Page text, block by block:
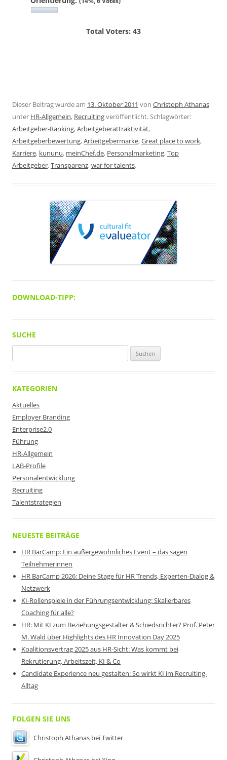
Total Voters: 43
Dieser Beitrag wurde am 13. Oktober 2011 von Christoph Athanas
unter HR-Allgemein, Recruitingveröffentlicht. Schlagwörter:
Arbeitgeber-Ranking,Arbeitgeberattraktivität,
Arbeitgeberbewertung,Arbeitgebermarke,Great place to work,
Karriere, kununu, meinChef.de, Personalmarketing,Top
Arbeitgeber,Transparenz,war for talents.
DOWNLOAD-TIPP:
SUCHE
nach:
KATEGORIEN
Aktuelles
Employer Branding
Enterprise2.0
Führung
HR-Allgemein
LAB-Profile
Personalentwicklung
Recruiting
Talentstrategien
NEUESTE BEITRÄGE
HR BarCamp: Ein außergewöhnliches Event – das sagen
Teilnehmerinnen
HR BarCamp 2026: Deine Stage für HR Trends, Experten-Dialog &
Netzwerk
KI-Rollenspiele in der Führungsentwicklung: Skalierbares
Coaching für alle?
HR: Mit KI zum Beziehungsgestalter & Schiedsrichter? Prof. Peter
M. Wald über Highlights des HR Innovation Day 2025
Koalitionsvertrag 2025 aus HR-Sicht: Was kommt bei
Rekrutierung, Arbeitszeit, KI & Co
Candidate Experience neu gestalten: So wirkt KI im Recruiting-
Alltag
FOLGEN SIE UNS
Christoph Athanas bei Twitter